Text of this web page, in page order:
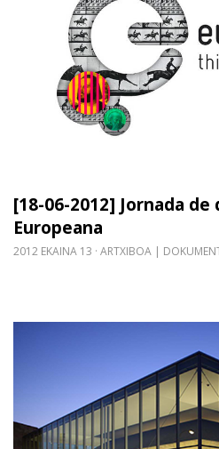
[18-06-2012] Jornada
Europeana
2012 EKAINA 13 ARTXIBOA |